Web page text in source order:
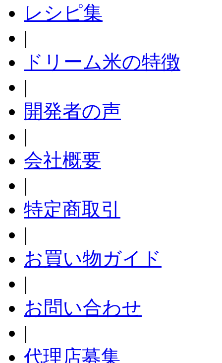
レシピ集
|
ドリーム米の特徴
|
開発者の声
|
会社概要
|
特定商取引
|
お買い物ガイド
|
お問い合わせ
|
代理店募集